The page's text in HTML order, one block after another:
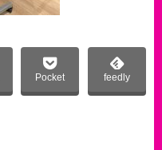
Pocket feedly